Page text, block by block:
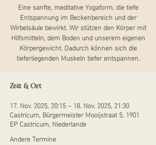
Eine sanfte, meditative Yogaform, die tiefe
Entspannung im Beckenbereich und der
Wirbelsäule bewirkt. Wir stützen den Körper mit
Hilfsmitteln, dem Boden und unserem eigenen
Körpergewicht. Dadurch können sich die
tieferliegenden Muskeln tiefer entspannen.
Zeit & Ort
17. Nov. 2025, 20:15 – 18. Nov. 2025, 21:30
Castricum, Bürgermeister Mooijstraat 5, 1901
EP Castricum, Niederlande
Andere Termine